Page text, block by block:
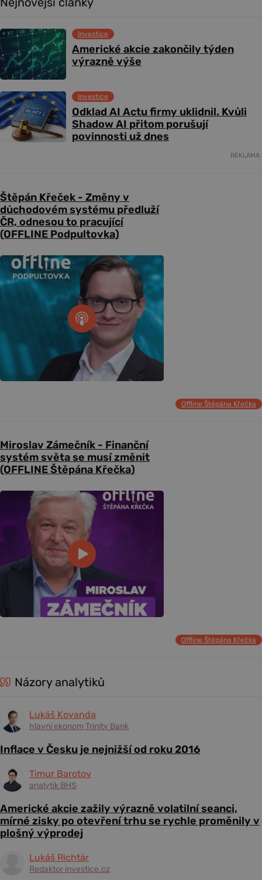
Americké akcie zakončily týden
výrazně výše
Investice
Odklad AI Actu firmy uklidnil. Kvůli
Shadow AI přitom porušují
povinnosti už dnes
Investice
REKLAMA
Štěpán Křeček - Změny v
důchodovém systému předluží
ČR, odnesou to pracující
(OFFLINE Podpultovka)
Offline Štěpána Křečka
Miroslav Zámečník - Finanční
systém světa se musí změnit
(OFFLINE Štěpána Křečka)
Offline Štěpána Křečka
Názory analytiků
Lukáš Kovanda
hlavní ekonom Trinity Bank
Inflace v Česku je nejnižší od roku 2016
Timur Barotov
analytik BHS
Americké akcie zažily výrazně volatilní seanci,
mírné zisky po otevření trhu se rychle proměnily v
plošný výprodej
Lukáš Richtár
Redaktor investice.cz